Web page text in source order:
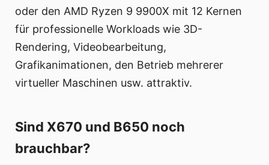
oder den AMD Ryzen 9 9900X mit 12 Kernen
für professionelle Workloads wie 3D-
Rendering, Videobearbeitung,
Grafikanimationen, den Betrieb mehrerer
virtueller Maschinen usw. attraktiv.
Sind X670 und B650 noch
brauchbar?